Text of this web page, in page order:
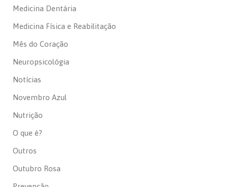
Medicina Dentária
Medicina Física e Reabilitação
Mês do Coração
Neuropsicológia
Notícias
Novembro Azul
Nutrição
O que é?
Outros
Outubro Rosa